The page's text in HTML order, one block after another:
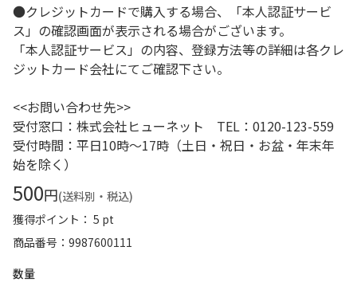
●クレジットカードで購入する場合、「本人認証サービ
ス」の確認画面が表示される場合がございます。
「本人認証サービス」の内容、登録方法等の詳細は各クレ
ジットカード会社にてご確認下さい。
<<お問い合わせ先>>
受付窓口：株式会社ヒューネット TEL：0120-123-559
受付時間：平日10時～17時（土日・祝日・お盆・年末年
始を除く）
500円(送料別・税込)
獲得ポイント： 5 pt
商品番号
9987600111
数量